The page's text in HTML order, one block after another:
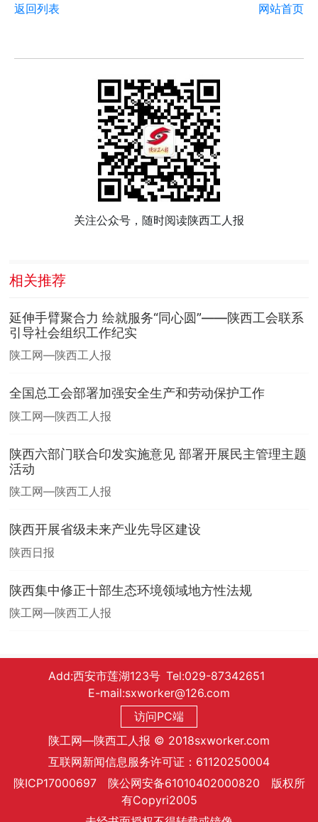
返回列表 网站首页
关注公众号，随时阅读陕西工人报
相关推荐
延伸手臂聚合力 绘就服务“同心圆”——陕西工会联系
引导社会组织工作纪实
陕工网—陕西工人报
全国总工会部署加强安全生产和劳动保护工作
陕工网—陕西工人报
陕西六部门联合印发实施意见 部署开展民主管理主题
活动
陕工网—陕西工人报
陕西开展省级未来产业先导区建设
陕西日报
陕西集中修正十部生态环境领域地方性法规
陕工网—陕西工人报
Add:西安市莲湖123号 Tel:029-87342651
E-mail:sxworker@126.com
访问PC端
陕工网—陕西工人报 © 2018sxworker.com
互联网新闻信息服务许可证：61120250004
陕ICP17000697 陕公网安备61010402000820 版权所
有Copyri2005